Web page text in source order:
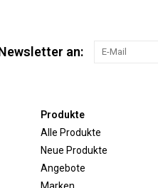
an:
Produkte
Alle Produkte
Neue Produkte
Angebote